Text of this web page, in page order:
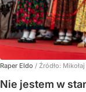
Raper Eldo / Źródło:
Nie jestem w